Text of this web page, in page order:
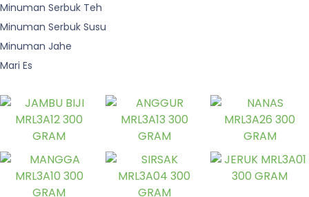
Minuman Serbuk Teh
Minuman Serbuk Susu
Minuman Jahe
Mari Es